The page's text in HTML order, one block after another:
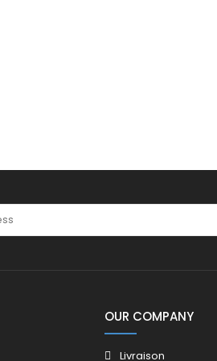
OUR COMPANY
Livraison